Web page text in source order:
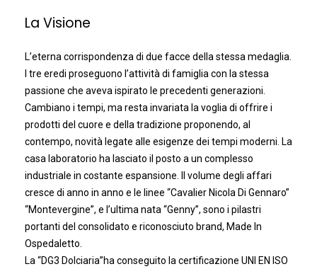
La Visione
L’eterna corrispondenza di due facce della stessa medaglia.
I tre eredi proseguono l’attività di famiglia con la stessa
passione che aveva ispirato le precedenti generazioni.
Cambiano i tempi, ma resta invariata la voglia di offrire i
prodotti del cuore e della tradizione proponendo, al
contempo, novità legate alle esigenze dei tempi moderni. La
casa laboratorio ha lasciato il posto a un complesso
industriale in costante espansione. Il volume degli affari
cresce di anno in anno e le linee “Cavalier Nicola Di Gennaro”
“Montevergine”, e l’ultima nata “Genny”, sono i pilastri
portanti del consolidato e riconosciuto brand, Made In
Ospedaletto.
La “DG3 Dolciaria”ha conseguito la certificazione UNI EN ISO